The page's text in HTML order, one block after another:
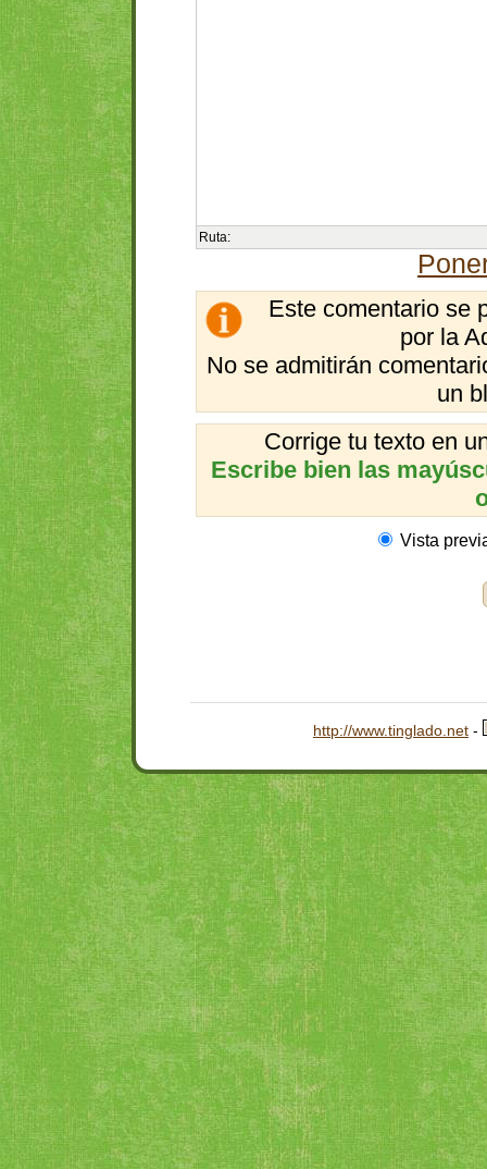
Ruta:
Este comentario se
por la
No se admitirán
un
Corrige tu texto en
Escribe bien las
Vista
http://www.tinglado.net -